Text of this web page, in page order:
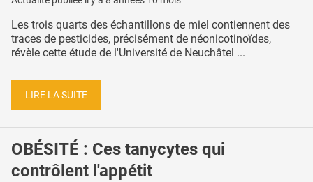
Les trois quarts des échantillons de miel contiennent des
traces de pesticides, précisément de néonicotinoïdes,
révèle cette étude de l'Université de Neuchâtel ...
LIRE LA SUITE
OBÉSITÉ : Ces tanycytes qui
contrôlent l'appétit